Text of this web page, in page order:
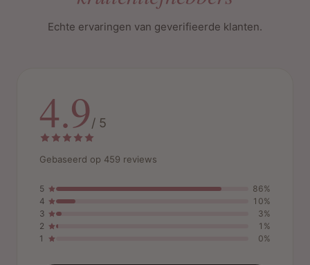
Echte ervaringen van geverifieerde klanten.
4.9/ 5
Gebaseerd op 459 reviews
5
86%
4
10%
3
3%
2
1%
1
0%